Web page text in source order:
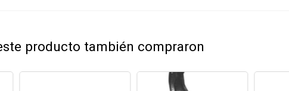
producto también compraron